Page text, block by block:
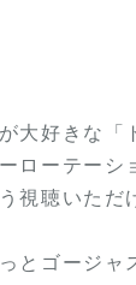
大好きな「
ローテーシ
視聴いただ
とゴージャ